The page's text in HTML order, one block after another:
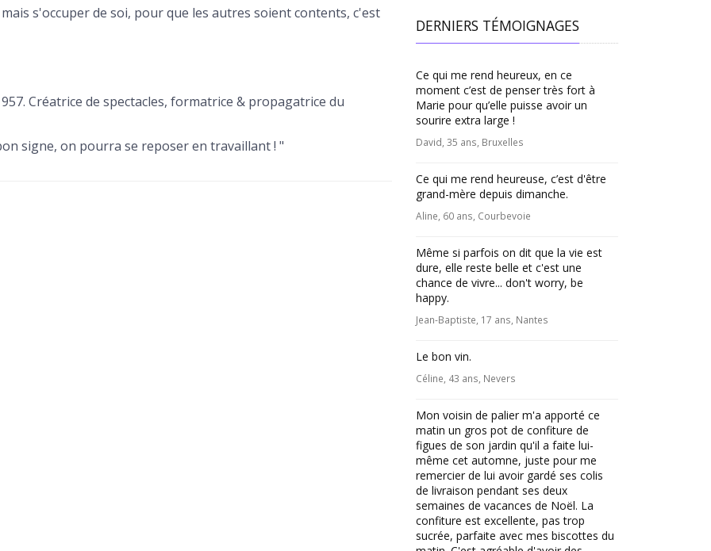
s'occuper de soi, pour que les autres soient contents, c'est
Créatrice de spectacles, formatrice & propagatrice du
signe, on pourra se reposer en travaillant ! "
DERNIERS TÉMOIGNAGES
Ce qui me rend heureux, en ce
moment c’est de penser très fort à
Marie pour qu’elle puisse avoir un
sourire extra large !
David, 35 ans, Bruxelles
Ce qui me rend heureuse, c’est d'être
grand-mère depuis dimanche.
Aline, 60 ans, Courbevoie
Même si parfois on dit que la vie est
dure, elle reste belle et c'est une
chance de vivre... don't worry, be
happy.
Jean-Baptiste, 17 ans, Nantes
Le bon vin.
Céline, 43 ans, Nevers
Mon voisin de palier m'a apporté ce
matin un gros pot de confiture de
figues de son jardin qu'il a faite lui-
même cet automne, juste pour me
remercier de lui avoir gardé ses colis
de livraison pendant ses deux
semaines de vacances de Noël. La
confiture est excellente, pas trop
sucrée, parfaite avec mes biscottes du